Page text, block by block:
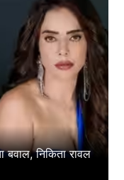
निकिता रावल